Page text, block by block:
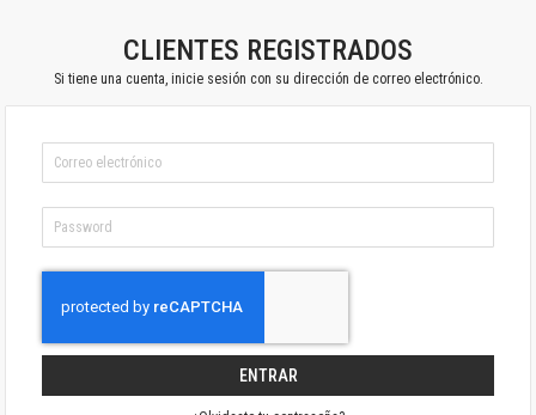
CLIENTES REGISTRADOS
Si tiene una cuenta, inicie sesión con su dirección de correo electrónico.
ENTRAR